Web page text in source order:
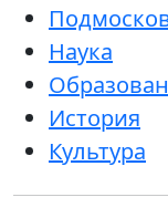
Наука
История
Культура